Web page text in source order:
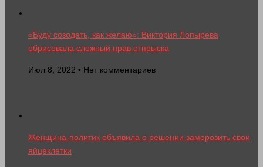
«Буду созодать, как желаю»: Виктория Лопырева
обрисовала сложный нрав отпрыска
Июл 8, 2022 • Нет комментариев
Женщина-политик объявила о решении заморозить свои
яйцеклетки